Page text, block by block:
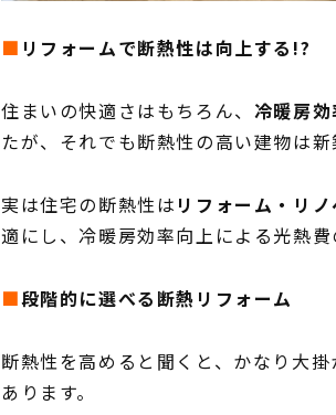
■ リフォームで断熱性は向上する!?
住まいの快適さはもちろん、 冷暖房効
たが、それでも断熱性の高い建物は
実は住宅の断熱性は リフォーム・リ
適にし、冷暖房効率向上による光熱
■段階的に選べる断熱リフォーム
断熱性を高めると聞くと、かなり大
あります。